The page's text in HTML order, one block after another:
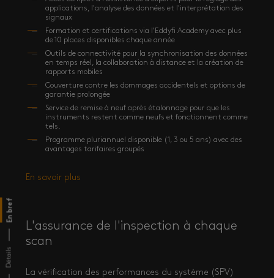
En bref
Détails
applications, l'analyse des données et l'interprétation des
signaux
Formation et certifications via l'Eddyfi Academy avec plus
de 10 places disponibles chaque année
Outils de connectivité pour la synchronisation des données
en temps réel, la collaboration à distance et la création de
rapports mobiles
Couverture contre les dommages accidentels et options de
garantie prolongée
Service de remise à neuf après étalonnage pour que les
instruments restent comme neufs et fonctionnent comme
tels.
Programme pluriannuel disponible (1, 3 ou 5 ans) avec des
avantages tarifaires groupés
En savoir plus
L'assurance de l'inspection à chaque
scan
La vérification des performances du système (SPV)